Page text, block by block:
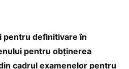
pentru definitivare în
pentru obținerea
cadrul examenelor pentru